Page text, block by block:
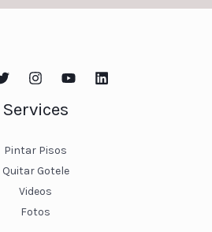
Services
Pintar Pisos
Quitar Gotele
Videos
Fotos